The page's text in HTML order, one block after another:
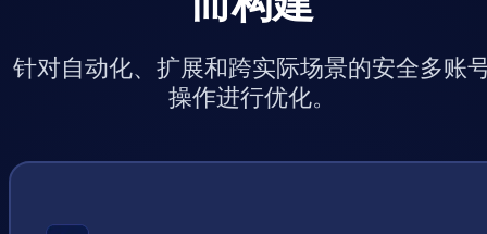
针对自动化、扩展和跨实际场景的安全多账
操作进行优化。